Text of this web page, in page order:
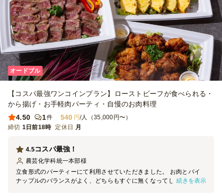
オードブル
【コスパ最強ワンコインプラン】ローストビーフが食べられる・
から揚げ・お手軽肉パーティ・自慢のお肉料理
4.50
1件 540 円/人（35,000円〜）
締切 1日前18時 定休日 月
コスパ最強！
4.5
農芸化学科統一本部様
立食形式のパーティーにて利用させていただきました。 お肉とパイ
ナップルのバランスがよく、どちらもすぐに無くなってしまいまし
続きを表示